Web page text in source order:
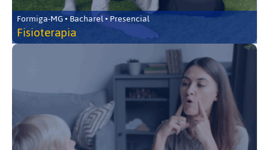
Formiga-MG • Bacharel • Presencial
Fisioterapia